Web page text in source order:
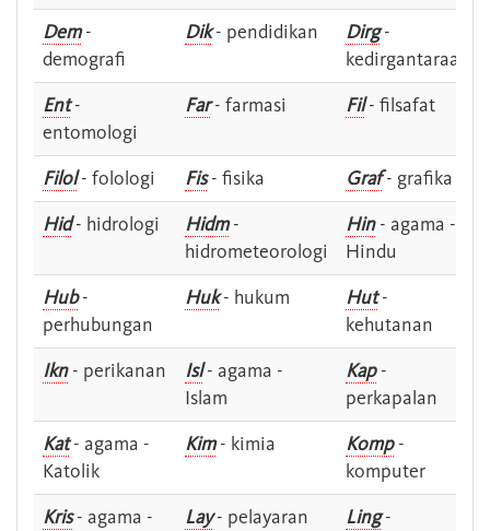
Dem-
demografi
Dik- pendidikan Dirg-
kedirgantaraan
Ent-
entomologi
Far- farmasi Fil- filsafat
Filol- folologi Fis- fisika Graf- grafika
Hid- hidrologi Hidm-
hidrometeorologi
Hin- agama -
Hindu
Hub-
perhubungan
Huk- hukum Hut-
kehutanan
Ikn- perikanan Isl- agama -
Islam
Kap-
perkapalan
Kat- agama -
Katolik
Kim- kimia Komp-
komputer
Kris- agama -
Lay- pelayaran Ling-